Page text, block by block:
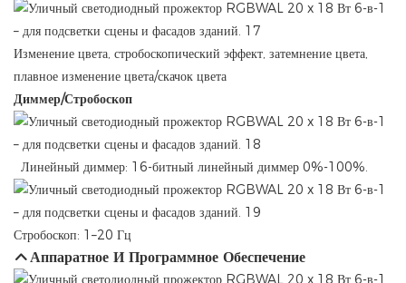
Изменение цвета, стробоскопический эффект, затемнение цвета,
плавное изменение цвета/скачок цвета
Диммер/Стробоскоп
Линейный диммер: 16-битный линейный диммер 0%-100%.
Стробоскоп: 1–20 Гц
Аппаратное И Программное Обеспечение